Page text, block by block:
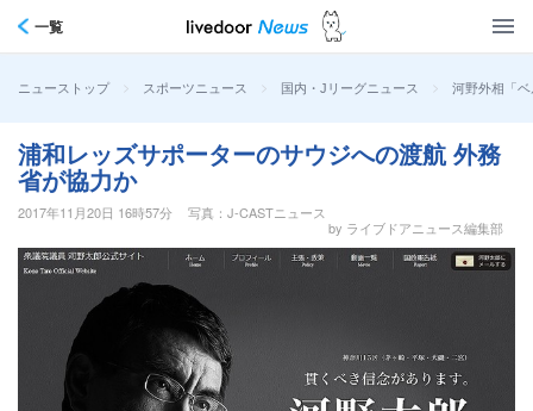
一覧
ニューストップ > スポーツニュース > 国内・Jリーグニュース > 河野外相「
浦和レッズサポーターのサウジへの渡航 外務
省が協力か
2017年11月20日 16時57分
写真：J-CASTニュース
by ライブドアニュース編集部